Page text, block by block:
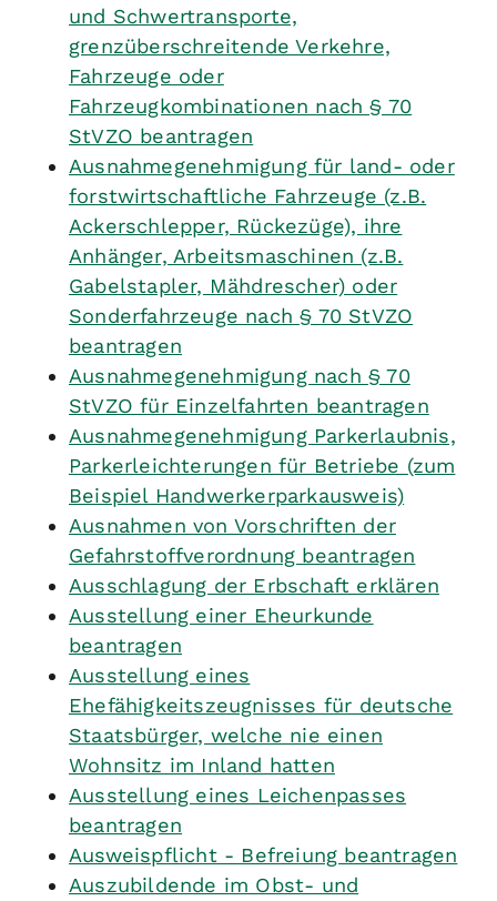
und Schwertransporte,
grenzüberschreitende Verkehre,
Fahrzeuge oder
Fahrzeugkombinationen nach § 70
StVZO beantragen
Ausnahmegenehmigung für land- oder
forstwirtschaftliche Fahrzeuge (z.B.
Ackerschlepper, Rückezüge), ihre
Anhänger, Arbeitsmaschinen (z.B.
Gabelstapler, Mähdrescher) oder
Sonderfahrzeuge nach § 70 StVZO
beantragen
Ausnahmegenehmigung nach § 70
StVZO für Einzelfahrten beantragen
Ausnahmegenehmigung Parkerlaubnis,
Parkerleichterungen für Betriebe (zum
Beispiel Handwerkerparkausweis)
Ausnahmen von Vorschriften der
Gefahrstoffverordnung beantragen
Ausschlagung der Erbschaft erklären
Ausstellung einer Eheurkunde
beantragen
Ausstellung eines
Ehefähigkeitszeugnisses für deutsche
Staatsbürger, welche nie einen
Wohnsitz im Inland hatten
Ausstellung eines Leichenpasses
beantragen
Ausweispflicht - Befreiung beantragen
Auszubildende im Obst- und